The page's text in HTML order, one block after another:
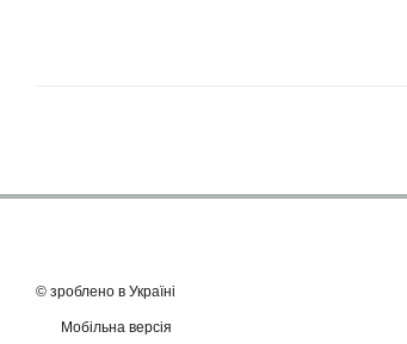
© зроблено в Україні
Мобільна версія